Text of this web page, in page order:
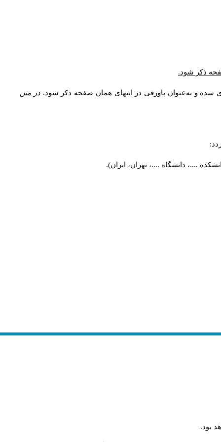
ذکر شود.
شده و به‌عنوان پاورقی در انتهای همان صفحه ذکر شود. در متن
....، دانشگاه ....، تهران، ایران).
بود.